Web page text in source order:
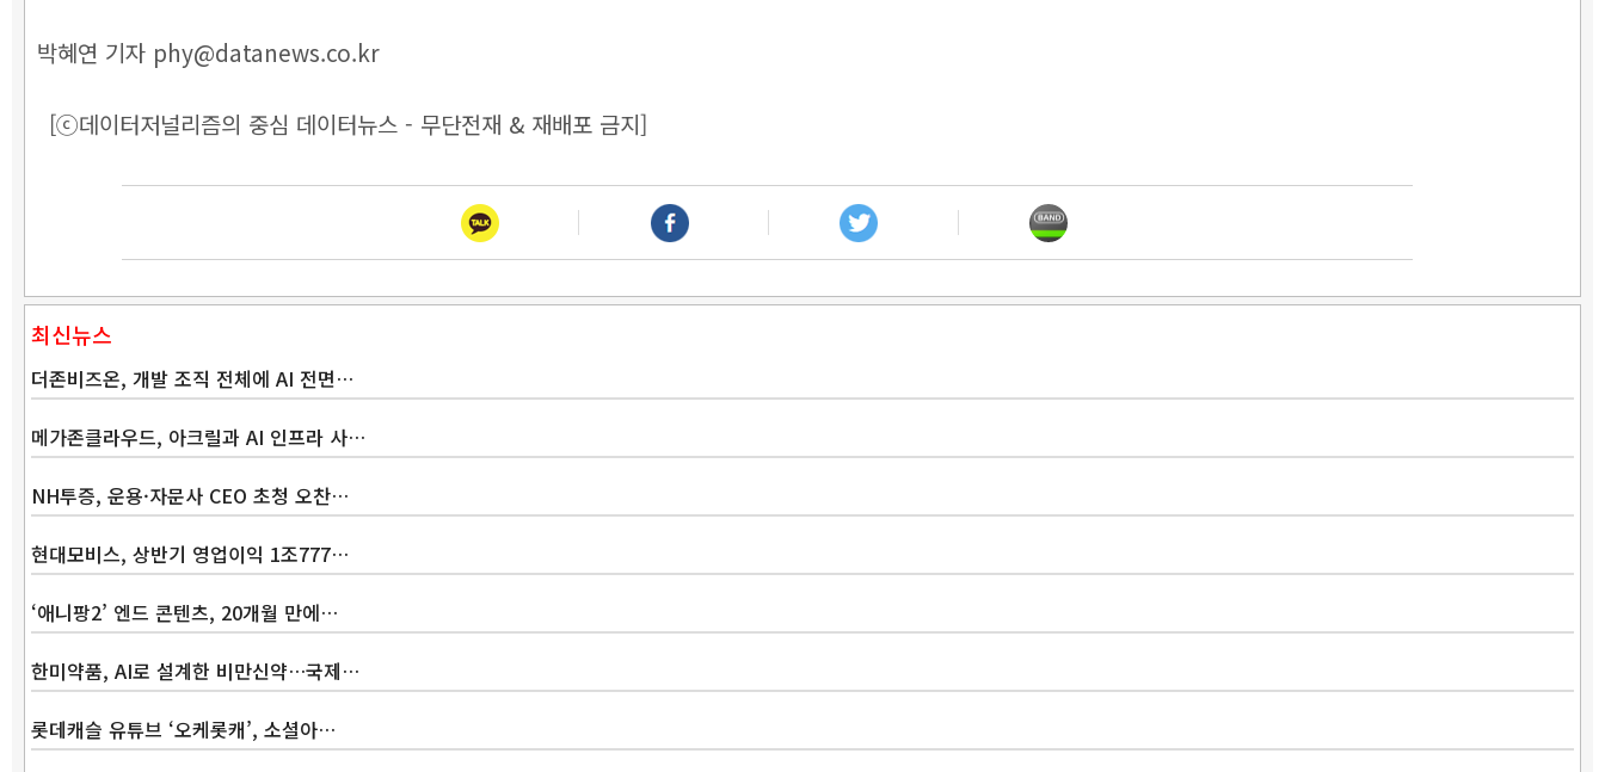
박혜연 기자 phy@datanews.co.kr
[ⓒ데이터저널리즘의 중심 데이터뉴스 - 무단전재 & 재배포 금지]
최신뉴스
더존비즈온, 개발 조직 전체에 AI 전면…
메가존클라우드, 아크릴과 AI 인프라 사…
NH투증, 운용·자문사 CEO 초청 오찬…
현대모비스, 상반기 영업이익 1조777…
‘애니팡2’ 엔드 콘텐츠, 20개월 만에…
한미약품, AI로 설계한 비만신약…국제…
롯데캐슬 유튜브 ‘오케롯캐’, 소셜아…